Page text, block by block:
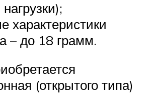
характеристики
– до 18 грамм.
(открытого типа)